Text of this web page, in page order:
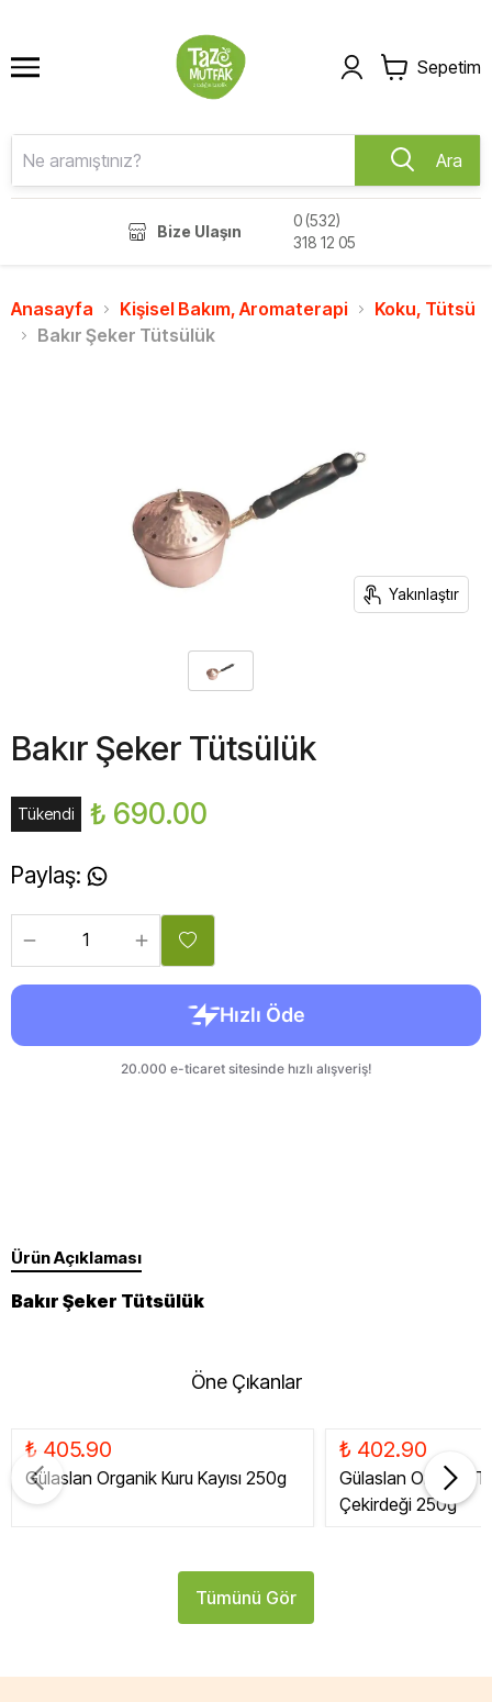
Sepetim
Ara
Bize Ulaşın
0 (532)
318 12 05
Anasayfa Kişisel Bakım, Aromaterapi
Koku, Tütsü
Bakır Şeker Tütsülük
Yakınlaştır
Bakır Şeker Tütsülük
Tükendi ₺ 690.00
Paylaş:
Ürün Açıklaması
Bakır Şeker Tütsülük
Öne Çıkanlar
₺ 405.90
Gülaslan Organik Kuru Kayısı 250g
₺ 402.90
Gülaslan Organik
Çekirdeği 250g
Tümünü Gör